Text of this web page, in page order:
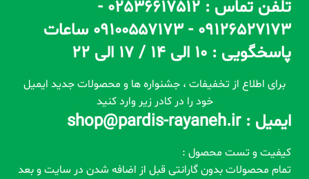
تلفن تماس : 02536617512 -
09126527173 - 09100557173 ساعات
پاسخگویی : 10 الی 14 / 17 الی 22
برای اطلاع از تخفیفات ، جشنواره ها و محصولات جدید ایمیل
خود را در کادر زیر وارد کنید
ایمیل : shop@pardis-rayaneh.ir
کیفیت و تست محصول :
تمام محصولات بدون گارانتی قبل از اضافه شدن در سایت و بعد